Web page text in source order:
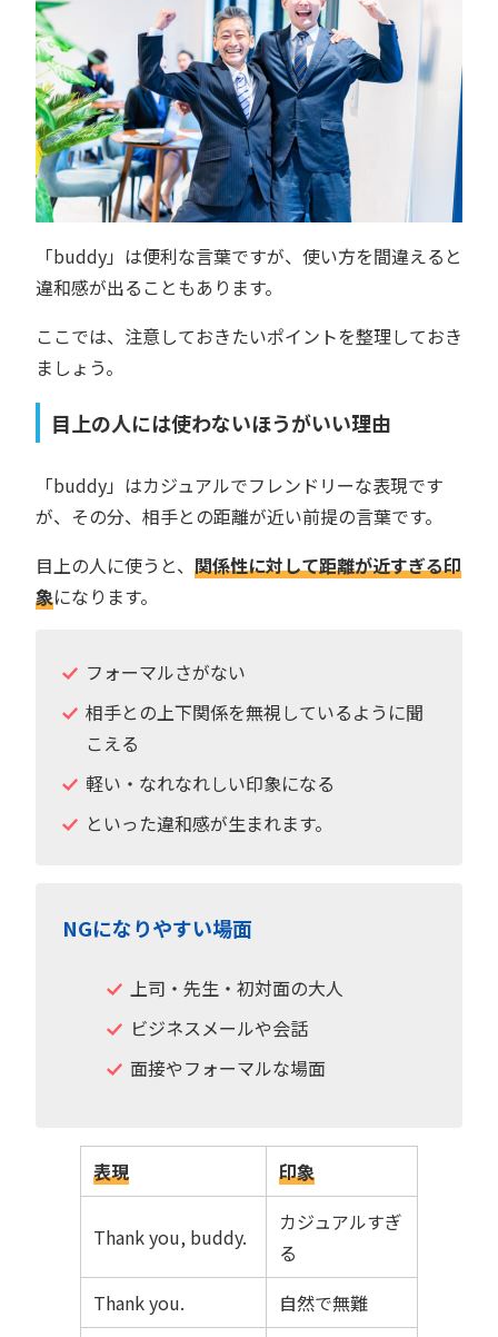
「buddy」は便利な言葉ですが、使い方を間違えると
違和感が出ることもあります。
ここでは、注意しておきたいポイントを整理しておき
ましょう。
目上の人には使わないほうがいい理由
「buddy」はカジュアルでフレンドリーな表現です
が、その分、相手との距離が近い前提の言葉です。
目上の人に使うと、 関係性に対して距離が近すぎる印
象になります。
フォーマルさがない
相手との上下関係を無視しているように聞
こえる
軽い・なれなれしい印象になる
といった違和感が生まれます。
NGになりやすい場面
上司・先生・初対面の大人
ビジネスメールや会話
面接やフォーマルな場面
表現 印象
Thank you, buddy.
カジュアルすぎ
る
Thank you.
自然で無難